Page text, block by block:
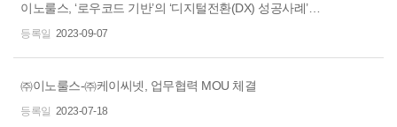
이노룰스, ‘로우코드 기반’의 ‘디지털전환(DX) 성공사례’ 전한다
2023-09-07
㈜이노룰스-㈜케이씨넷, 업무협력 MOU 체결
2023-07-18